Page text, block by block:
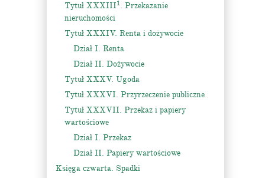
Tytuł XXXIII1. Przekazanie
nieruchomości
Tytuł XXXIV. Renta i dożywocie
Dział I. Renta
Dział II. Dożywocie
Tytuł XXXV. Ugoda
Tytuł XXXVI. Przyrzeczenie publiczne
Tytuł XXXVII. Przekaz i papiery
wartościowe
Dział I. Przekaz
Dział II. Papiery wartościowe
Księga czwarta. Spadki